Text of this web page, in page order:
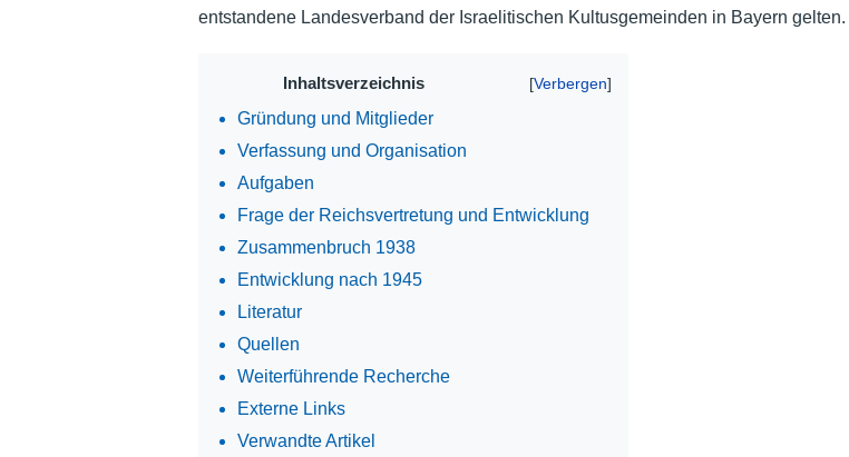
entstandene Landesverband der Israelitischen Kultusgemeinden in Bayern gelten.
Inhaltsverzeichnis
Gründung und Mitglieder
Verfassung und Organisation
Aufgaben
Frage der Reichsvertretung und Entwicklung
Zusammenbruch 1938
Entwicklung nach 1945
Literatur
Quellen
Weiterführende Recherche
Externe Links
Verwandte Artikel